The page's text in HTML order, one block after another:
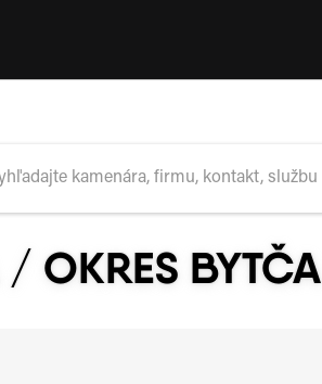
/ OKRES BYTČA